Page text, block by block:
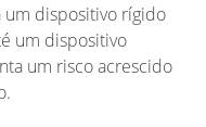
um dispositivo rígido
um dispositivo
um risco acrescido